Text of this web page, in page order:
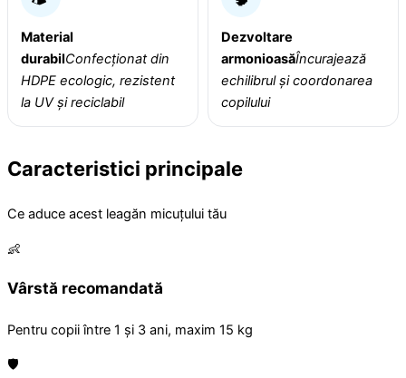
Material
durabilConfecționat din
HDPE ecologic, rezistent
la UV și reciclabil
Dezvoltare
armonioasăÎncurajează
echilibrul și coordonarea
copilului
Caracteristici principale
Ce aduce acest leagăn micuțului tău
👶
Vârstă recomandată
Pentru copii între 1 și 3 ani, maxim 15 kg
🛡️